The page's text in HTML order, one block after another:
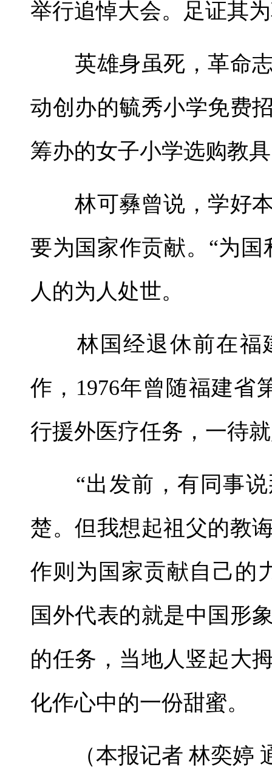
举行追悼大会。足证其
英雄身虽死，革命志
动创办的毓秀小学免费
筹办的女子小学选购教
林可彝曾说，学好本
要为国家作贡献。“为
人的为人处世。
林国经退休前在福
作，1976年曾随福建省
行援外医疗任务，一待
“出发前，有同事说
楚。但我想起祖父的教
作则为国家贡献自己的
国外代表的就是中国形
的任务，当地人竖起大
化作心中的一份甜蜜。
（本报记者 林奕婷